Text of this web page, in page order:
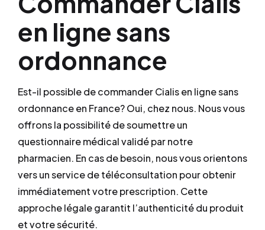
en ligne sans
ordonnance
Est-il possible de commander Cialis en ligne sans
ordonnance en France? Oui, chez nous. Nous vous
offrons la possibilité de soumettre un
questionnaire médical validé par notre
pharmacien. En cas de besoin, nous vous orientons
vers un service de téléconsultation pour obtenir
immédiatement votre prescription. Cette
approche légale garantit l’authenticité du produit
et votre sécurité.